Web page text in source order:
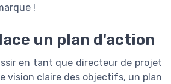
!
un plan d'action
en tant que directeur de projet
vision claire des objectifs, un plan